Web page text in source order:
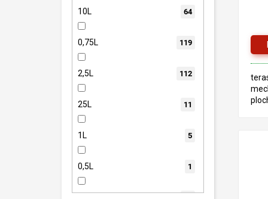
Tikkurila
10L 64
0,75L 119
2,5L 112
25L 11
1L 5
0,5L 1